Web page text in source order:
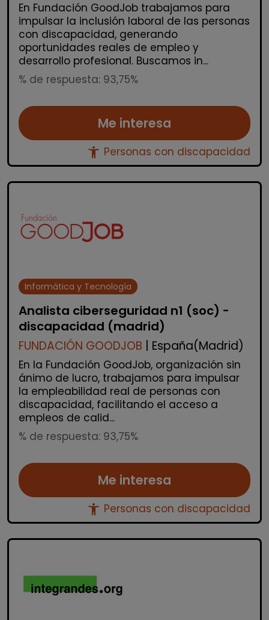
En Fundación GoodJob trabajamos para
impulsar la inclusión laboral de las personas
con discapacidad, generando
oportunidades reales de empleo y
desarrollo profesional. Buscamos in...
% de respuesta: 93,75%
Me interesa
accessibility_new Personas con discapacidad
Informática y Tecnología
Analista ciberseguridad n1 (soc) -
discapacidad (madrid)
FUNDACIÓN GOODJOB | España(Madrid)
En la Fundación GoodJob, organización sin
ánimo de lucro, trabajamos para impulsar
la empleabilidad real de personas con
discapacidad, facilitando el acceso a
empleos de calid...
% de respuesta: 93,75%
Me interesa
accessibility_new Personas con discapacidad